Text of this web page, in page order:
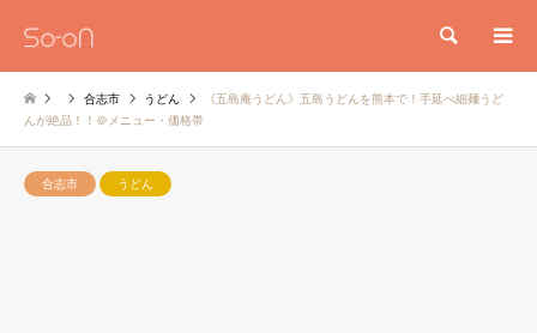
検索
合志市 うどん
《五島庵うどん》五島うどんを熊本で！手延べ細麺うど
んが絶品！！＠メニュー・価格帯
合志市 うどん